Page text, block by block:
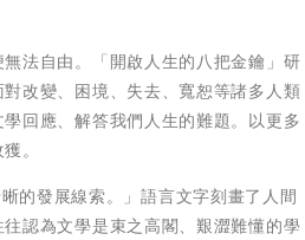
法自由。「開啟人生的八把金鑰」研
改變、困境、失去、寬恕等諸多人類
回應、解答我們人生的難題。以更多
。
的發展線索。」語言文字刻畫了人間
認為文學是束之高閣、艱澀難懂的學